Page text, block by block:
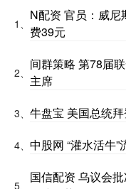
1、
N配资 官员：威
费39元
2、
间群策略 第78届
主席
3、 牛盘宝 美国总统
4、 中股网 “灌水活牛
5、
国信配资 乌议会